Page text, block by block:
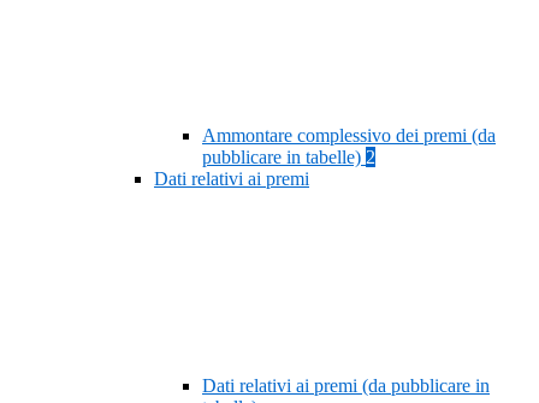
Ammontare complessivo dei premi (da
pubblicare in tabelle) 2
Dati relativi ai premi
Dati relativi ai premi (da pubblicare in